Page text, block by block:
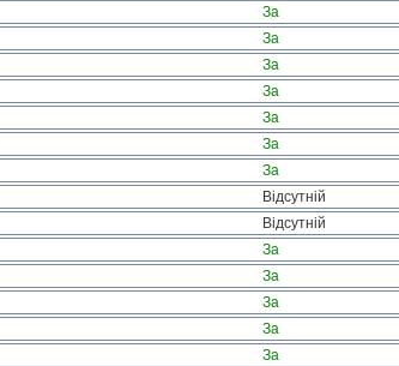
За
За
За
За
За
За
За
Відсутній
Відсутній
За
За
За
За
За